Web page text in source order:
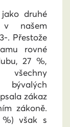
druhé
našem
. Přestože
rovné
27 %,
zákaz
zákoně.
%) však s